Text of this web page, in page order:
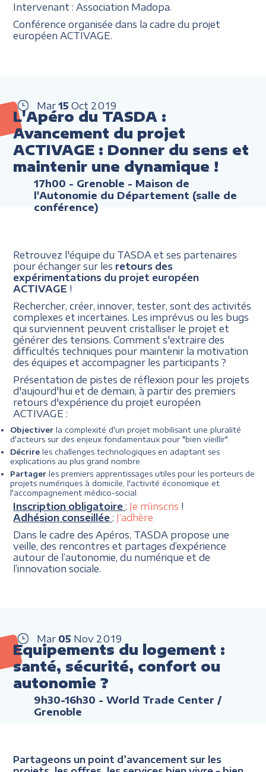
Intervenant : Association Madopa.
Conférence organisée dans la cadre du projet
européen ACTIVAGE.
Mar 15 Oct 2019
L'Apéro du TASDA :
Avancement du projet
ACTIVAGE : Donner du sens et
maintenir une dynamique !
17h00 - Grenoble - Maison de
l'Autonomie du Département (salle de
conférence)
Retrouvez l'équipe du TASDA et ses partenaires
pour échanger sur les retours des
expérimentations du projet européen
ACTIVAGE !
Rechercher, créer, innover, tester, sont des activités
complexes et incertaines. Les imprévus ou les bugs
qui surviennent peuvent cristalliser le projet et
générer des tensions. Comment s'extraire des
difficultés techniques pour maintenir la motivation
des équipes et accompagner les participants ?
Présentation de pistes de réflexion pour les projets
d'aujourd'hui et de demain, à partir des premiers
retours d'expérience du projet européen
ACTIVAGE :
Objectiver la complexité d'un projet mobilisant une pluralité
d'acteurs sur des enjeux fondamentaux pour "bien vieillir".
Décrire les challenges technologiques en adaptant ses
explications au plus grand nombre.
Partager les premiers apprentissages utiles pour les porteurs de
projets numériques à domicile, l'activité économique et
l'accompagnement médico-social.
Inscription obligatoire: Je m’inscris !
Adhésion conseillée: J’adhère
Dans le cadre des Apéros, TASDA propose une
veille, des rencontres et partages d’expérience
autour de l’autonomie, du numérique et de
l’innovation sociale.
Mar 05 Nov 2019
Equipements du logement :
santé, sécurité, confort ou
autonomie ?
9h30-16h30 - World Trade Center /
Grenoble
Partageons un point d’avancement sur les